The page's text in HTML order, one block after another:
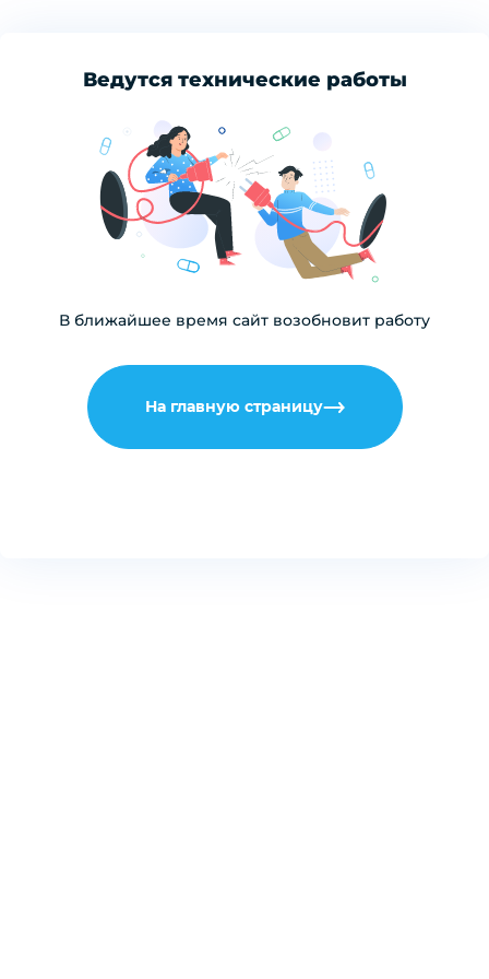
Ведутся технические работы
В ближайшее время сайт возобновит работу
На главную страницу